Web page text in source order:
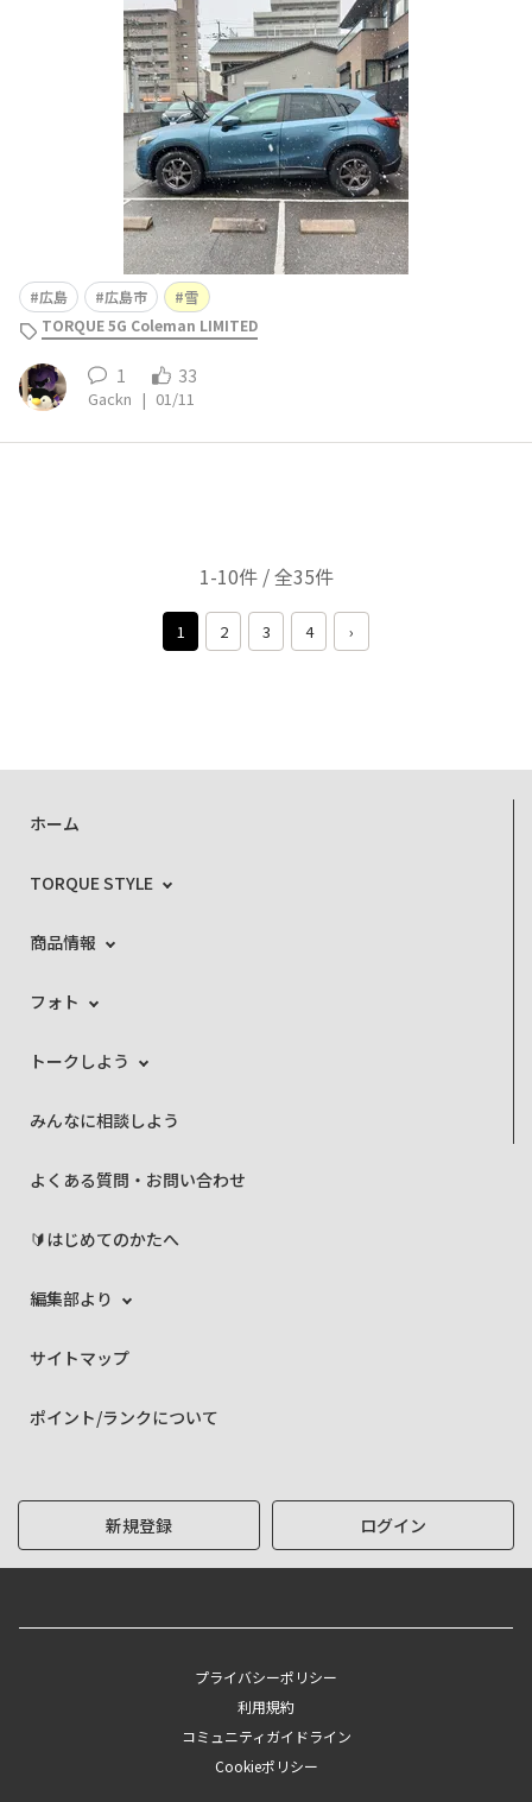
広島 広島市
雪
TORQUE 5G Coleman LIMITED
1 33
Gackn | 01/11
1-10件 / 全35件
1 2 3 4 ›
ホーム
TORQUE STYLE
商品情報
フォト
トークしよう
みんなに相談しよう
よくある質問・お問い合わせ
🔰はじめてのかたへ
編集部より
サイトマップ
ポイント/ランクについて
新規登録 ログイン
プライバシーポリシー
利用規約
コミュニティガイドライン
Cookieポリシー